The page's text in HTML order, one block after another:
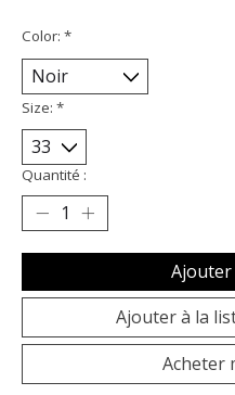
Color: *
Size: *
Quantité :
Ajouter à la
Acheter